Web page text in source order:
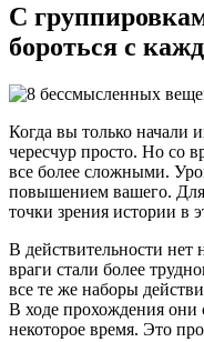
С
бороться с
Когда вы только начали
чересчур просто. Но со
все более сложными.
повышением вашего.
точки зрения истории в
В действительности нет
враги стали более
все те же наборы
В ходе прохождения они
некоторое время. Это